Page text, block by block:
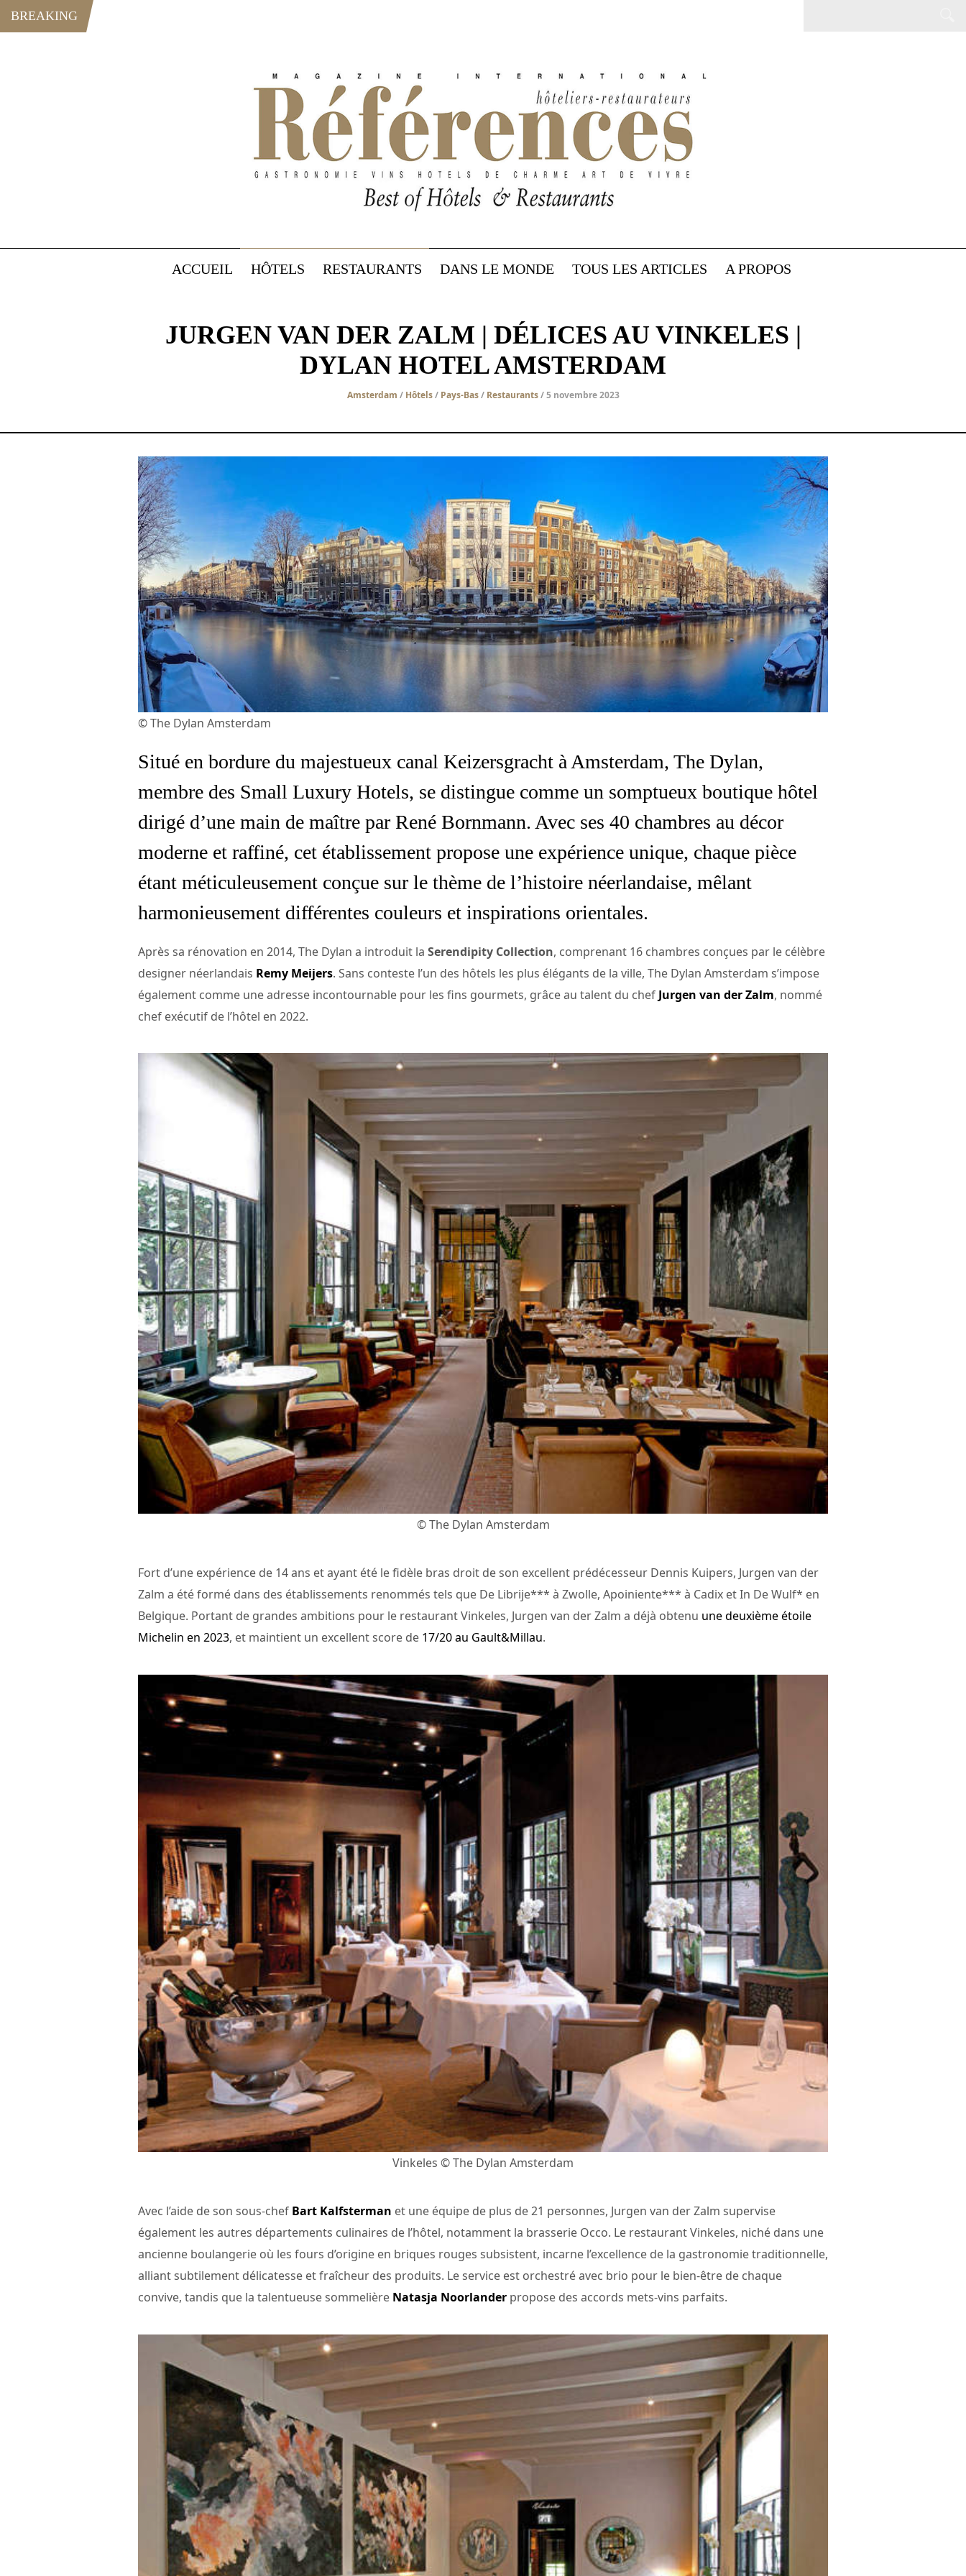
BREAKING
ACCUEIL HÔTELS RESTAURANTS DANS LE MONDE TOUS LES ARTICLES A PROPOS
JURGEN VAN DER ZALM | DÉLICES AU VINKELES |
DYLAN HOTEL AMSTERDAM
Amsterdam / Hôtels/ Pays-Bas/ Restaurants/ 5 novembre 2023
© The Dylan Amsterdam
Situé en bordure du majestueux canal Keizersgracht à Amsterdam, The Dylan,
membre des Small Luxury Hotels, se distingue comme un somptueux boutique hôtel
dirigé d’une main de maître par René Bornmann. Avec ses 40 chambres au décor
moderne et raffiné, cet établissement propose une expérience unique, chaque pièce
étant méticuleusement conçue sur le thème de l’histoire néerlandaise, mêlant
harmonieusement différentes couleurs et inspirations orientales.
Après sa rénovation en 2014, The Dylan a introduit la Serendipity Collection, comprenant 16 chambres conçues par le célèbre
designer néerlandais Remy Meijers. Sans conteste l’un des hôtels les plus élégants de la ville, The Dylan Amsterdam s’impose
également comme une adresse incontournable pour les fins gourmets, grâce au talent du chef Jurgen van der Zalm, nommé
chef exécutif de l’hôtel en 2022.
© The Dylan Amsterdam
Fort d’une expérience de 14 ans et ayant été le fidèle bras droit de son excellent prédécesseur Dennis Kuipers, Jurgen van der
Zalm a été formé dans des établissements renommés tels que De Librije*** à Zwolle, Apoiniente*** à Cadix et In De Wulf* en
Belgique. Portant de grandes ambitions pour le restaurant Vinkeles, Jurgen van der Zalm a déjà obtenu une deuxième étoile
Michelin en 2023, et maintient un excellent score de 17/20 au Gault&Millau.
Vinkeles © The Dylan Amsterdam
Avec l’aide de son sous-chef Bart Kalfsterman et une équipe de plus de 21 personnes, Jurgen van der Zalm supervise
également les autres départements culinaires de l’hôtel, notamment la brasserie Occo. Le restaurant Vinkeles, niché dans une
ancienne boulangerie où les fours d’origine en briques rouges subsistent, incarne l’excellence de la gastronomie traditionnelle,
alliant subtilement délicatesse et fraîcheur des produits. Le service est orchestré avec brio pour le bien-être de chaque
convive, tandis que la talentueuse sommelière Natasja Noorlander propose des accords mets-vins parfaits.